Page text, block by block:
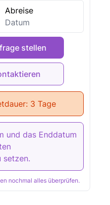
Abreise
stellen
3 Tage
und das Enddatum
setzen.
nochmal alles überprüfen.